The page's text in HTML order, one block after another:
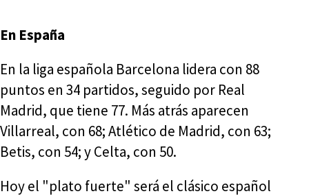
En España
En la liga española Barcelona lidera con 88
puntos en 34 partidos, seguido por Real
Madrid, que tiene 77. Más atrás aparecen
Villarreal, con 68; Atlético de Madrid, con 63;
Betis, con 54; y Celta, con 50.
Hoy el "plato fuerte" será el clásico español